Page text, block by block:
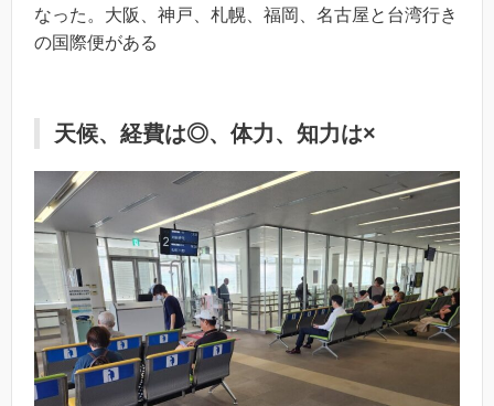
なった。大阪、神戸、札幌、福岡、名古屋と台湾行き
の国際便がある
天候、経費は◎、体力、知力は×